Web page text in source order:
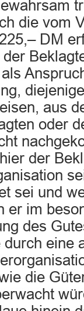
die vom
DM
aus
oder
der
sei und
er im
des
eine
die